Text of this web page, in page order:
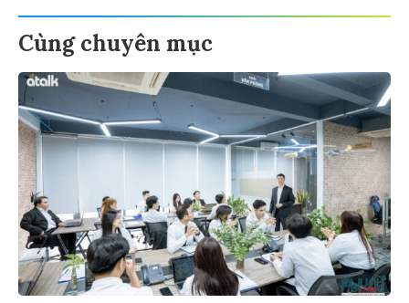
Cùng chuyên mục